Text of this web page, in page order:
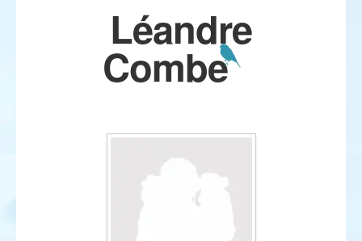
Léandre
Combe